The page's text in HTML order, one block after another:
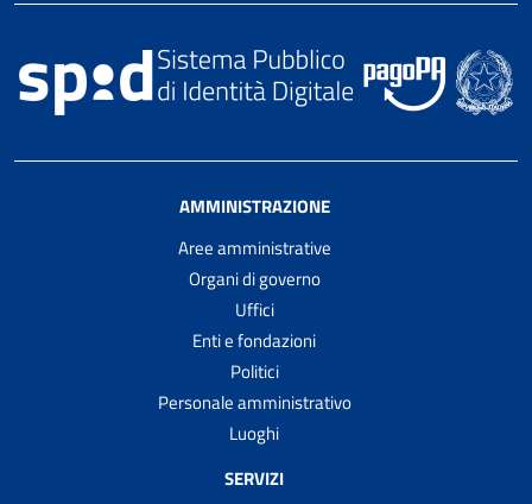
AMMINISTRAZIONE
Aree amministrative
Organi di governo
Uffici
Enti e fondazioni
Politici
Personale amministrativo
Luoghi
SERVIZI